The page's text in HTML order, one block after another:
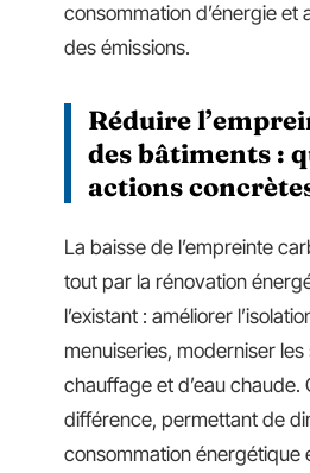
consommation d’énergie et
des émissions.
Réduire
des bâtiments :
actions
La baisse de l’empreinte
tout par la rénovation
l’existant : améliorer
menuiseries, moderniser
chauffage et d’eau chaude.
différence, permettant de
consommation énergétique